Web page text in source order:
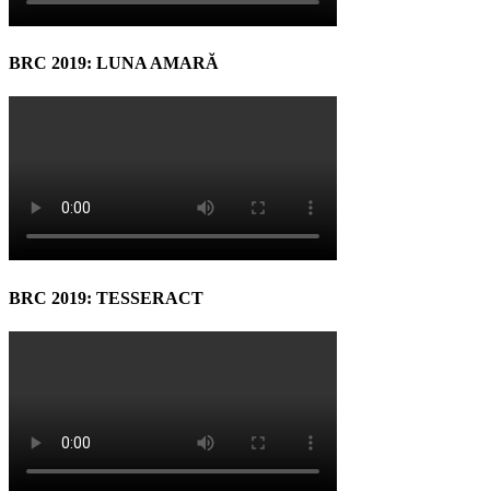
BRC 2019: LUNA AMARĂ
BRC 2019: TESSERACT